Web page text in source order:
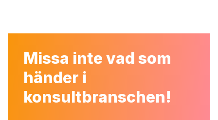
Missa inte vad som
händer i
konsultbranschen!